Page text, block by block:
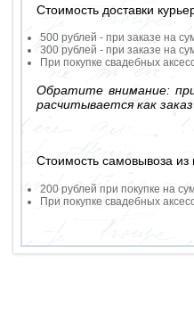
Стоимость доставки
500 рублей - при заказе на
300 рублей - при заказе на
При покупке свадебных
Обратите внимание:
расчитывается как
Стоимость самовывоза из
200 рублей при покупке на
При покупке свадебных